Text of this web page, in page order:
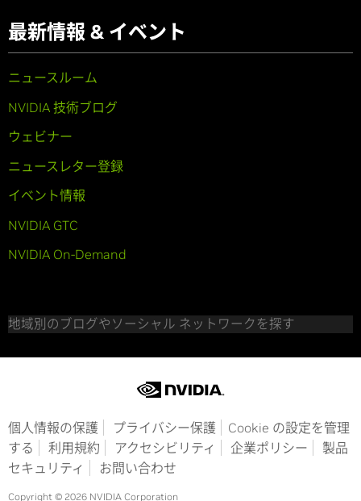
最新情報 & イベント
ニュースルーム
NVIDIA 技術ブログ
ウェビナー
ニュースレター登録
イベント情報
NVIDIA GTC
NVIDIA On-Demand
地域別のブログやソーシャル ネットワークを探す
個人情報の保護 プライバシー保護
Cookie の設定を管理
する
利用規約 アクセシビリティ 企業ポリシー
製品
セキュリティ
お問い合わせ
Copyright © 2026 NVIDIA Corporation